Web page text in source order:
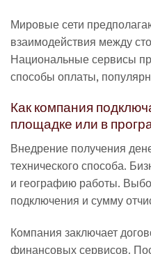
Мировые сети
взаимодействия между
Национальные сервисы
способы оплаты,
Как компания
площадке или в
Внедрение получения
технического способа.
и географию работы.
подключения и сумму
Компания заключает
финансовых сервисов.